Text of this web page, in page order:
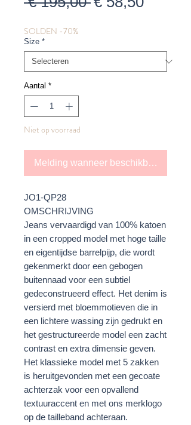
SOLDEN -70%
Size *
Aantal *
Niet op voorraad
Melding wanneer beschikbaar
JO1-QP28
OMSCHRIJVING
Jeans vervaardigd van 100% katoen
in een cropped model met hoge taille
en eigentijdse barrelpijp, die wordt
gekenmerkt door een gebogen
buitennaad voor een subtiel
gedeconstrueerd effect. Het denim is
versierd met bloemmotieven die in
een lichtere wassing zijn gedrukt en
het gestructureerde model een zacht
contrast en extra dimensie geven.
Het klassieke model met 5 zakken
is heruitgevonden met een gecoate
achterzak voor een opvallend
textuuraccent en met ons merklogo
op de tailleband achteraan.